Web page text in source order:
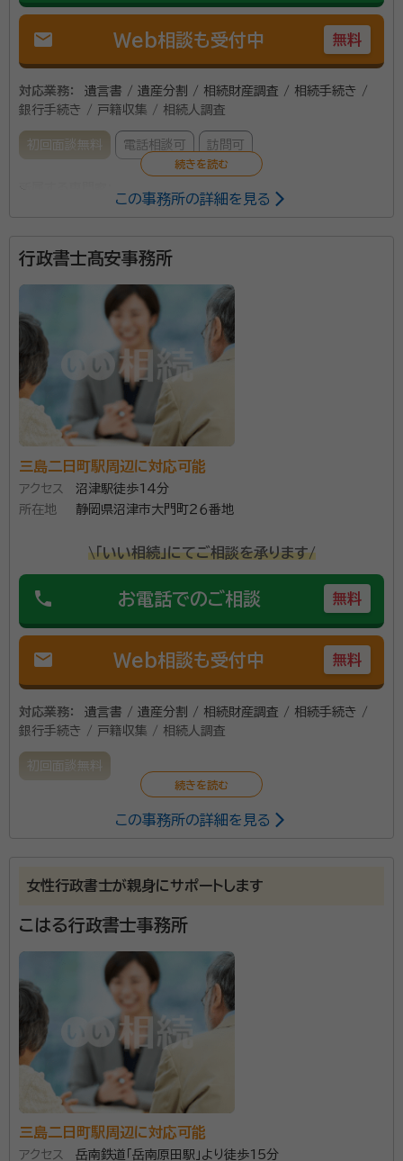
mail Web相談も受付中 無料
対応業務：
遺言書 / 遺産分割 / 相続財産調査 / 相続手続き /
銀行手続き / 戸籍収集 / 相続人調査
初回面談無料 電話相談可 訪問可
事務所口コミ（抜粋）：
満足度 5.0
ご利用時期：2025/6
面談の感想
電話が来て、自己紹介を聞きその後日程調整を話しました。当日自宅に来
て頂き、必要な手続きの説明を受け、大凡の金額を提示して頂けました。
それなりの金額がかかると思っていたので、概算が聞けて良かったです。
安心できました。
契約後の感想
支払先が2カ所に分かれていたので電話で質問をしましたが明確な回答
をいただけて良かったです。
岩田行政書士事務所があるのは、韮山駅より徒歩15分
の経験を活かし、地域の人々の困りごとや心配ごとに寄
り添うスタイルで相談対応をされています。また、行政
書士は「幅広い守備範囲を活かし、お客様の不安を解消
に話を進めるのではなく、お客様の言葉に耳を傾け、不
安をひとつずつ解消していくことが大切としているそう
です。十分に時間をとって話を聞くために、初回相談料
は無料。 はじめての相続でさまざまな不安を抱えてい
る方は、豊富な知識ときめ細かな対応で充実したサービ
スを提供する岩田行政書士事務所に相談してみてくだ
資格等： 行政書士、2級FP
所属団体：静岡県行政書士会
この事務所の詳細を見る
行政書士髙安事務所
三島二日町駅周辺に対応可能
アクセス
沼津駅徒歩14分
所在地
静岡県沼津市大門町２６番地
\「いい相続」にてご相談を承ります/
phone お電話でのご相談 無料
mail Web相談も受付中 無料
対応業務：
遺言書 / 遺産分割 / 相続財産調査 / 相続手続き /
銀行手続き / 戸籍収集 / 相続人調査
初回面談無料
この事務所の詳細を見る
女性行政書士が親身にサポートします
こはる行政書士事務所
三島二日町駅周辺に対応可能
アクセス 岳南鉄道「岳南原田駅」より徒歩15分